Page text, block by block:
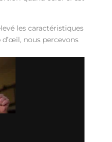
les caractéristiques
nous percevons